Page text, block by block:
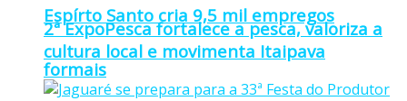
Espírto Santo cria 9,5 mil empregos
formais
2ª ExpoPesca fortalece a pesca, valoriza a
cultura local e movimenta Itaipava